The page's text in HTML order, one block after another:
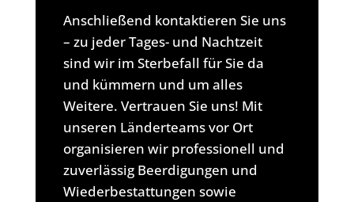
Anschließend kontaktieren Sie uns
– zu jeder Tages- und Nachtzeit
sind wir im Sterbefall für Sie da
und kümmern und um alles
Weitere. Vertrauen Sie uns! Mit
unseren Länderteams vor Ort
organisieren wir professionell und
zuverlässig Beerdigungen und
Wiederbestattungen sowie